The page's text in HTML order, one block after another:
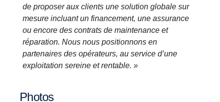
de proposer aux clients une solution globale sur
mesure incluant un financement, une assurance
ou encore des contrats de maintenance et
réparation. Nous nous positionnons en
partenaires des opérateurs, au service d’une
exploitation sereine et rentable. »
Photos